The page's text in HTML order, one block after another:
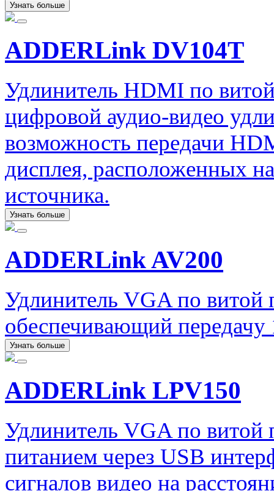
Узнать больше
ADDERLink DV104T
Удлинитель HDMI по
цифровой аудио-видео
возможность передачи
дисплея, расположенных
источника.
Узнать больше
ADDERLink AV200
Удлинитель VGA по
обеспечивающий передачу
Узнать больше
ADDERLink LPV150
Удлинитель VGA по
питанием через USB
сигналов видео на